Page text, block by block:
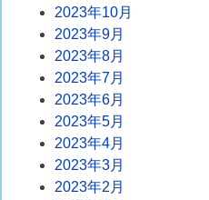
2023年10月
2023年9月
2023年8月
2023年7月
2023年6月
2023年5月
2023年4月
2023年3月
2023年2月